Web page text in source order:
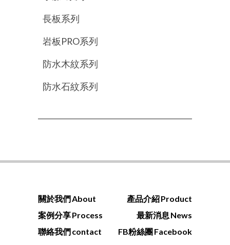
長板系列
岩板PRO系列
防水木紋系列
防水石紋系列
關於我們About 產品介紹Product
案例分享Process 最新消息 News
聯絡我們contact FB粉絲團Facebook